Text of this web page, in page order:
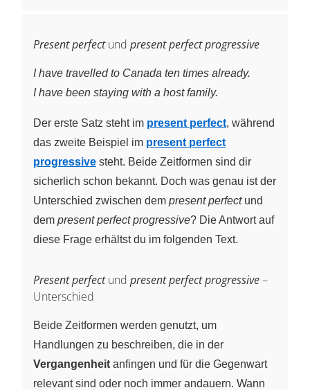
Present perfectund present perfect progressive
I have travelled to Canada ten times already.
I have been staying with a host family.
Der erste Satz steht im present perfect, während
das zweite Beispiel im present perfect
progressive steht. Beide Zeitformen sind dir
sicherlich schon bekannt. Doch was genau ist der
Unterschied zwischen dem present perfectund
dem present perfect progressive? Die Antwort auf
diese Frage erhältst du im folgenden Text.
Present perfectund present perfect progressive–
Unterschied
Beide Zeitformen werden genutzt, um
Handlungen zu beschreiben, die in der
Vergangenheit anfingen und für die Gegenwart
relevant sind oder noch immer andauern. Wann